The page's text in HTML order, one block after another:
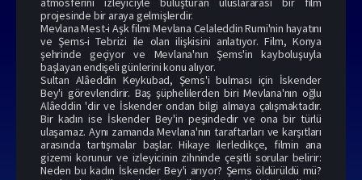
projesinde bir araya gelmişlerdir.
Mevlana Mest-i Aşk filmi Mevlana Celaleddin Rumi'nin hayatını
ve Şems-i Tebrizi ile olan ilişkisini anlatıyor. Film, Konya
şehrinde geçiyor ve Mevlana'nın Şems'in kayboluşuyla
başlayan endişeli günlerini konu alıyor.
Sultan Alâeddin Keykubad, Şems'i bulması için İskender
Bey'i görevlendirir. Baş şüphelilerden biri Mevlana'nın oğlu
Alâeddin 'dir ve İskender ondan bilgi almaya çalışmaktadır.
Bir kadın ise İskender Bey'in peşindedir ve ona bir türlü
ulaşamaz. Aynı zamanda Mevlana'nın taraftarları ve karşıtları
arasında tartışmalar başlar. Hikaye ilerledikçe, filmin ana
gizemi korunur ve izleyicinin zihninde çeşitli sorular belirir:
Neden bu kadın İskender Bey'i arıyor? Şems öldürüldü mü?